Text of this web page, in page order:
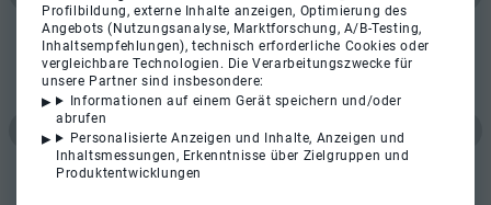
Profilbildung, externe Inhalte anzeigen, Optimierung des
Angebots (Nutzungsanalyse, Marktforschung, A/B-Testing,
Inhaltsempfehlungen), technisch erforderliche Cookies oder
vergleichbare Technologien. Die Verarbeitungszwecke für
unsere Partner sind insbesondere:
Informationen auf einem Gerät speichern und/oder
abrufen
Personalisierte Anzeigen und Inhalte, Anzeigen und
Inhaltsmessungen, Erkenntnisse über Zielgruppen und
Produktentwicklungen